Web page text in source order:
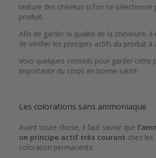
texture des cheveux si l’on ne sélectionne
produit.
Afin de garder la qualité de la chevelure, il
de vérifier les principes actifs du produit à
Voici quelques conseils pour garder cette
importante du corps en bonne santé.
Les colorations sans ammoniaque
Avant toute chose, il faut savoir que
un principe actif très courant chez
coloration permanents.